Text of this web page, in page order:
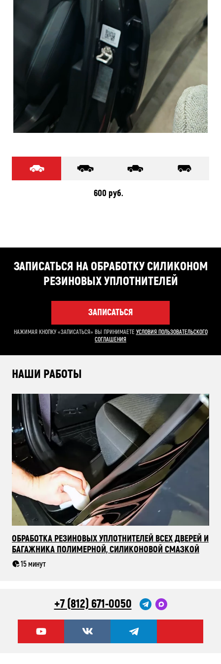
600 руб.
ЗАПИСАТЬСЯ НА ОБРАБОТКУ СИЛИКОНОМ
РЕЗИНОВЫХ УПЛОТНИТЕЛЕЙ
ЗАПИСАТЬСЯ
НАЖИМАЯ КНОПКУ «ЗАПИСАТЬСЯ» ВЫ ПРИНИМАЕТЕ УСЛОВИЯ ПОЛЬЗОВАТЕЛЬСКОГО
СОГЛАШЕНИЯ
НАШИ РАБОТЫ
ОБРАБОТКА РЕЗИНОВЫХ УПЛОТНИТЕЛЕЙ ВСЕХ ДВЕРЕЙ И
БАГАЖНИКА ПОЛИМЕРНОЙ, СИЛИКОНОВОЙ СМАЗКОЙ
15 минут
+7 (812) 671-0050